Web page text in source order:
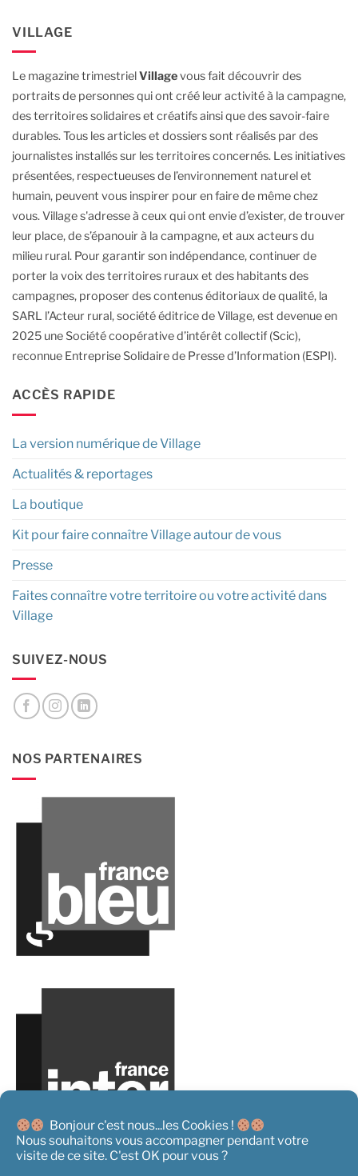
Bonjour c'est nous...les Cookies !
Nous souhaitons vous accompagner pendant votre
visite de ce site. C'est OK pour vous ?
VILLAGE
Le magazine trimestrielVillagevous fait découvrir des
portraits de personnes qui ont créé leur activité à la campagne,
des territoires solidaires et créatifs ainsi que des savoir-faire
durables.Tous les articles et dossiers sont réalisés par des
journalistes installés sur les territoires concernés. Les initiatives
présentées, respectueuses de l’environnement naturel et
humain, peuvent vous inspirer pour en faire de même chez
vous.Village s'adresse à ceux qui ont envie d’exister, de trouver
leur place, de s’épanouir à la campagne, et aux acteurs du
milieu rural. Pour garantir son indépendance, continuer de
porter la voix des territoires ruraux et des habitants des
campagnes, proposer des contenus éditoriaux de qualité, la
SARL l’Acteur rural, société éditrice de Village, est devenue en
2025 une Société coopérative d’intérêt collectif (Scic),
reconnue Entreprise Solidaire de Presse d’Information (ESPI).
ACCÈS RAPIDE
La version numérique de Village
Actualités & reportages
La boutique
Kit pour faire connaître Village autour de vous
Presse
Faites connaître votre territoire ou votre activité dans
Village
SUIVEZ-NOUS
NOS PARTENAIRES